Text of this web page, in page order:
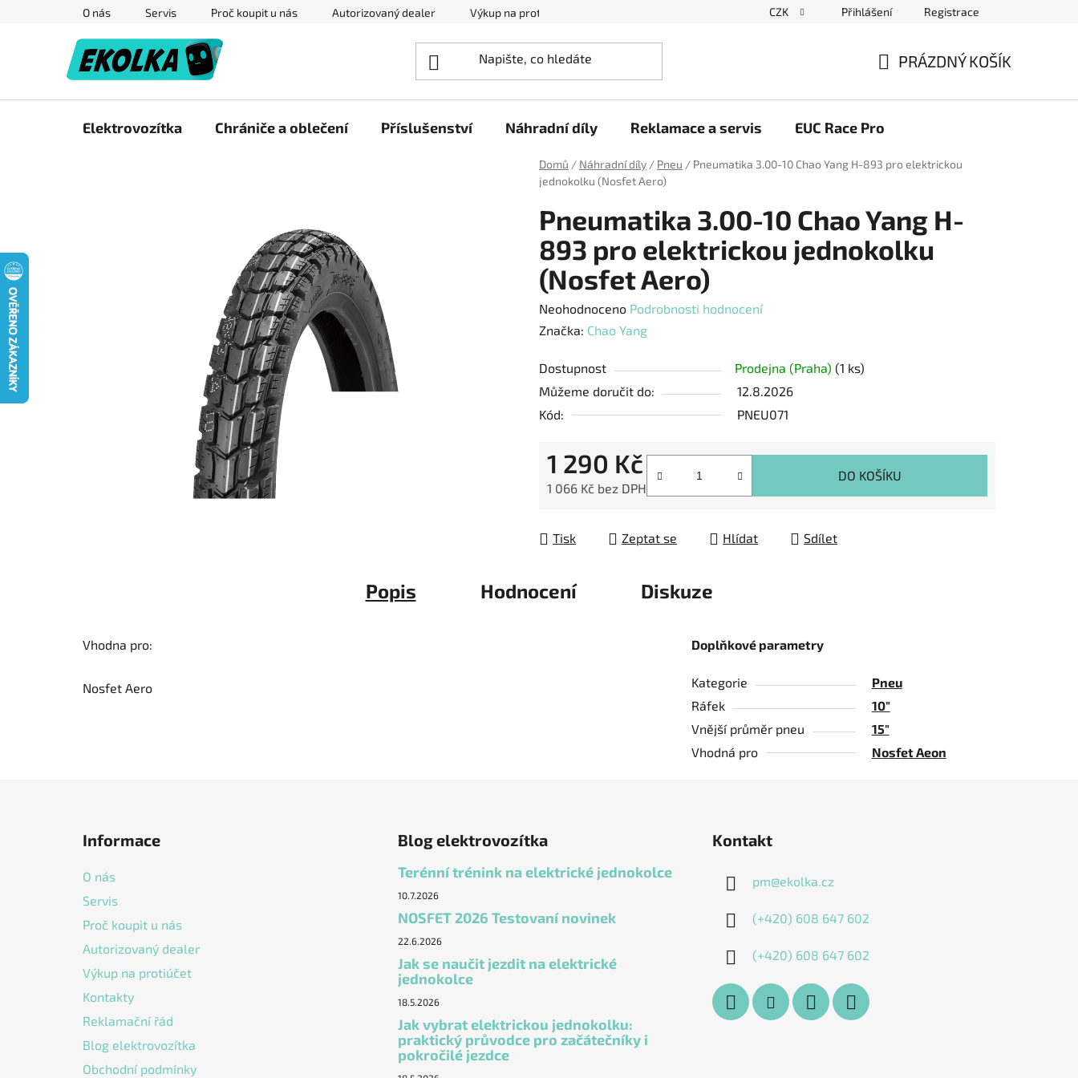
O nás Servis Proč koupit u nás Autorizovaný dealer Výkup na protiúčet Blog elektrovozítka Obchodní podmínky
CZK Přihlášení Registrace
PRÁZDNÝ KOŠÍK
Elektrovozítka Chrániče a oblečení Příslušenství Náhradní díly Reklamace a servis EUC Race Pro
Domů / Náhradní díly / Pneu / Pneumatika 3.00-10 Chao Yang H-893 pro elektrickou
jednokolku (Nosfet Aero)
Pneumatika 3.00-10 Chao Yang H-
893 pro elektrickou jednokolku
(Nosfet Aero)
Průměrné
hodnocení
je
0,0
z
hvězdiček.
Neohodnoceno Podrobnosti hodnocení
Značka: Chao Yang
Dostupnost Prodejna (Praha) (1 ks)
Můžeme doručit do:
12.8.2026
Kód:
PNEU071
1 290 Kč
1 066 Kč bez DPH
DO KOŠÍKU
Tisk Zeptat se Hlídat Sdílet
Popis Hodnocení Diskuze
Vhodna pro:
Nosfet Aero
Doplňkové parametry
Kategorie
Pneu
Ráfek
10"
Vnější průměr pneu
15"
Vhodná pro
Nosfet Aeon
Informace
O nás
Servis
Proč koupit u nás
Autorizovaný dealer
Výkup na protiúčet
Kontakty
Reklamační řád
Blog elektrovozítka
Obchodní podmínky
Blog elektrovozítka
Terénní trénink na elektrické jednokolce
10.7.2026
NOSFET 2026 Testovaní novinek
22.6.2026
Jak se naučit jezdit na elektrické
jednokolce
18.5.2026
Jak vybrat elektrickou jednokolku:
praktický průvodce pro začátečníky i
pokročilé jezdce
Kontakt
pm@ekolka.cz
(+420) 608 647 602
(+420) 608 647 602